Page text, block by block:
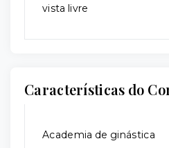
vista livre
Características do
Academia de ginástica